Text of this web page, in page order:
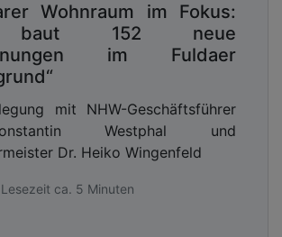
Wohnraum im Fokus:
baut 152 neue
im Fuldaer
mit NHW-Geschäftsführer
Westphal und
Dr. Heiko Wingenfeld
ca. 5 Minuten